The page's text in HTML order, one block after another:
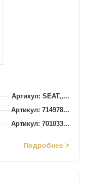
Артикул: SEAT,,...
Артикул: 714978...
Артикул: 701033...
Подробнее >